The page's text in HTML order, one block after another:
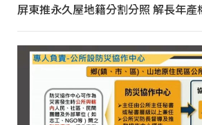
屏東推永久屋地籍分割分照 解長年產